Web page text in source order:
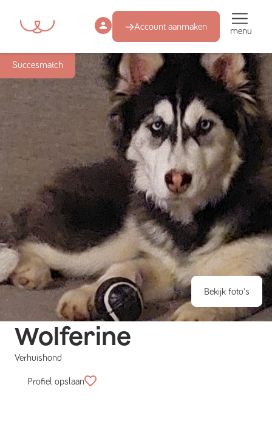
Account aanmaken menu
Succesmatch
Bekijk foto's
Wolferine
Verhuishond
Profiel opslaan